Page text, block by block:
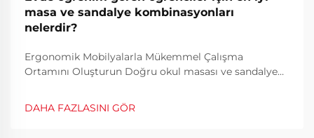
masa ve sandalye kombinasyonları
nelerdir?
Ergonomik Mobilyalarla Mükemmel Çalışma
Ortamını Oluşturun Doğru okul masası ve sandalye
oluşturur. Uzaktan ve karma öğrenme increasingly
yaygınlaştıkça, ergonomik bir çalışma ortamı
DAHA FAZLASINI GÖR